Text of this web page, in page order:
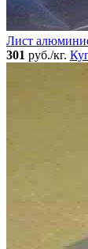
Лист
301 руб./кг.